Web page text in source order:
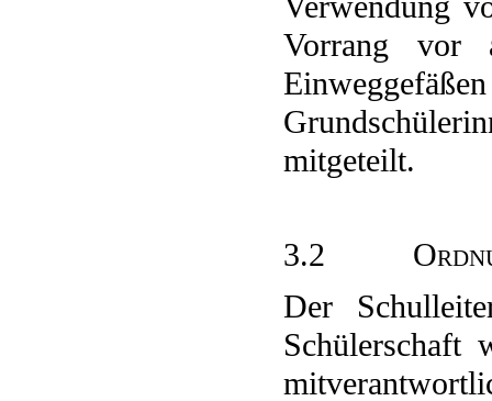
Vorrang vor
mitgeteilt.
3.2
Der
Schülerschaft